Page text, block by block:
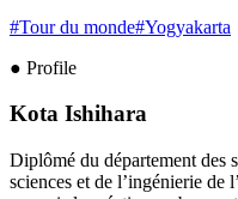
#Tour du monde#Yogyakarta
● Profile
Kota Ishihara
Diplômé du département des
sciences et de l’ingénierie de